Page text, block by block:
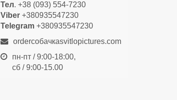
Тел. +38 (093) 554-7230
Viber +380935547230
Telegram+380935547230
orderсобачкаsvitlopictures.com
пн-пт / 9:00-18:00,
сб / 9:00-15.00